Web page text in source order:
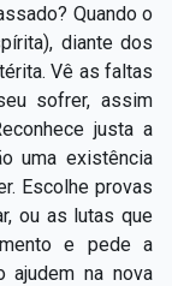
Quando o
diante dos
Vê as faltas
sofrer, assim
justa a
uma existência
Escolhe provas
ou as lutas que
e pede a
ajudem na nova